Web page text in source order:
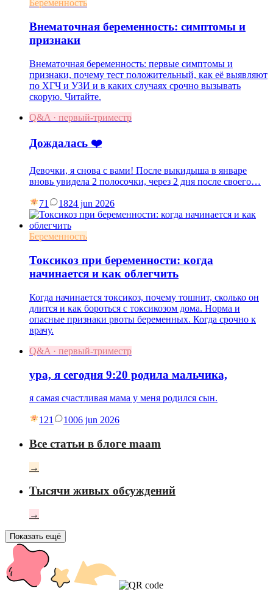
Беременность
Внематочная беременность: симптомы и
признаки
Внематочная беременность: первые симптомы и
признаки, почему тест положительный, как её выявляют
по ХГЧ и УЗИ и в каких случаях срочно вызывать
скорую. Читайте.
Q&A · первый-триместр
Дождалась ❤️
Девочки, я снова с вами! После выкидыша в январе
вновь увидела 2 полосочки, через 2 дня после своего…
71 1824 jun 2026
Беременность
Токсикоз при беременности: когда
начинается и как облегчить
Когда начинается токсикоз, почему тошнит, сколько он
длится и как бороться с токсикозом дома. Норма и
опасные признаки рвоты беременных. Когда срочно к
врачу.
Q&A · первый-триместр
ура, я сегодня 9:20 родила мальчика,
я самая счастливая мама у меня родился сын.
121 1006 jun 2026
Все статьи в блоге maam
→
Тысячи живых обсуждений
→
Показать ещё